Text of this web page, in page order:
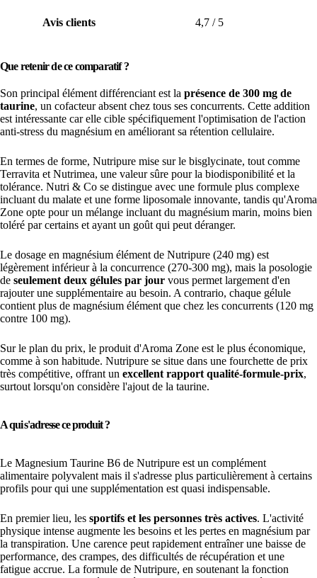
Avis clients 4,7 / 5
Que retenir de ce comparatif ?
Son principal élément différenciant est la présence de 300 mg de
taurine, un cofacteur absent chez tous ses concurrents. Cette addition
est intéressante car elle cible spécifiquement l'optimisation de l'action
anti-stress du magnésium en améliorant sa rétention cellulaire.
En termes de forme, Nutripure mise sur le bisglycinate, tout comme
Terravita et Nutrimea, une valeur sûre pour la biodisponibilité et la
tolérance. Nutri & Co se distingue avec une formule plus complexe
incluant du malate et une forme liposomale innovante, tandis qu'Aroma
Zone opte pour un mélange incluant du magnésium marin, moins bien
toléré par certains et ayant un goût qui peut déranger.
Le dosage en magnésium élément de Nutripure (240 mg) est
légèrement inférieur à la concurrence (270-300 mg), mais la posologie
de seulement deux gélules par jour vous permet largement d'en
rajouter une supplémentaire au besoin. A contrario, chaque gélule
contient plus de magnésium élément que chez les concurrents (120 mg
contre 100 mg).
Sur le plan du prix, le produit d'Aroma Zone est le plus économique,
comme à son habitude. Nutripure se situe dans une fourchette de prix
très compétitive, offrant un excellent rapport qualité-formule-prix,
surtout lorsqu'on considère l'ajout de la taurine.
A qui s'adresse ce produit ?
Le Magnesium Taurine B6 de Nutripure est un complément
alimentaire polyvalent mais il s'adresse plus particulièrement à certains
profils pour qui une supplémentation est quasi indispensable.
En premier lieu, les sportifs et les personnes très actives. L'activité
physique intense augmente les besoins et les pertes en magnésium par
la transpiration. Une carence peut rapidement entraîner une baisse de
performance, des crampes, des difficultés de récupération et une
fatigue accrue. La formule de Nutripure, en soutenant la fonction